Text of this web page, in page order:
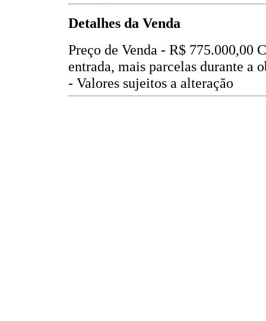
Detalhes da Venda
Preço de Venda - R$ 775.000,00
entrada, mais parcelas durante a
- Valores sujeitos a alteração